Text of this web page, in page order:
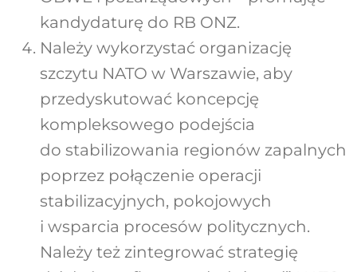
kandydaturę do RB ONZ.
Należy wykorzystać organizację
szczytu NATO w Warszawie, aby
przedyskutować koncepcję
kompleksowego podejścia
do stabilizowania regionów zapalnych
poprzez połączenie operacji
stabilizacyjnych, pokojowych
i wsparcia procesów politycznych.
Należy też zintegrować strategię